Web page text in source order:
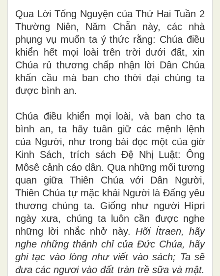
Qua Lời Tổng Nguyện của Thứ Hai Tuần 2
Thường Niên, Năm Chẵn này, các nhà
phụng vụ muốn ta ý thức rằng: Chúa điều
khiển hết mọi loài trên trời dưới đất, xin
Chúa rủ thương chấp nhận lời Dân Chúa
khẩn cầu mà ban cho thời đại chúng ta
được bình an.
Chúa điều khiển mọi loài, và ban cho ta
bình an, ta hãy tuân giữ các mệnh lệnh
của Người, như trong bài đọc một của giờ
Kinh Sách, trích sách Đệ Nhị Luật: Ông
Môsê cảnh cáo dân. Qua những mối tương
quan giữa Thiên Chúa với Dân Người,
Thiên Chúa tự mặc khải Người là Đấng yêu
thương chúng ta. Giống như người Hípri
ngày xưa, chúng ta luôn cần được nghe
những lời nhắc nhở này. Hỡi Ítraen, hãy
nghe những thánh chỉ của Đức Chúa, hãy
ghi tạc vào lòng như viết vào sách; Ta sẽ
đưa các ngươi vào đất tràn trề sữa và mật.